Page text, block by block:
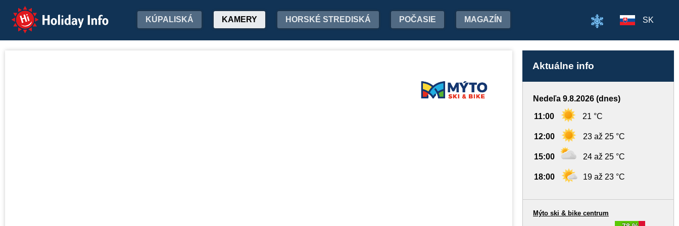
Holiday Info KÚPALISKÁ KAMERY HORSKÉ STREDISKÁ POČASIE MAGAZÍN SK
Aktuálne info
Nedeľa 9.8.2026 (dnes)
11:00 21 °C
12:00 23 až 25 °C
15:00 24 až 25 °C
18:00 19 až 23 °C
Mýto ski & bike centrum